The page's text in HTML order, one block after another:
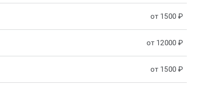
от 1500 ₽
от 12000 ₽
от 1500 ₽